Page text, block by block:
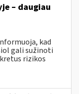
– daugiau
kad
gali sužinoti
rizikos